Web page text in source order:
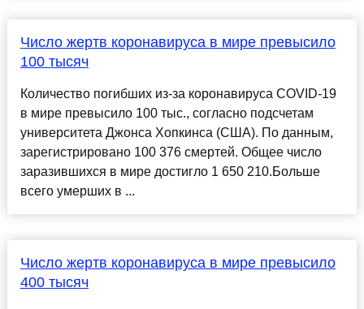
Число жертв коронавируса в мире превысило
100 тысяч
Количество погибших из-за коронавируса COVID-19
в мире превысило 100 тыс., согласно подсчетам
университета Джонса Хопкинса (США). По данным,
зарегистрировано 100 376 смертей. Общее число
заразившихся в мире достигло 1 650 210.Больше
всего умерших в ...
Число жертв коронавируса в мире превысило
400 тысяч